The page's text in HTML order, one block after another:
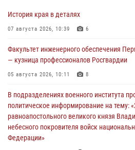
История края в деталях
07 августа 2026, 10:39 6
Факультет инженерного обеспечения
— кузница профессионалов Росгвардии
05 августа 2026, 10:11 8
В подразделениях военного института
политическое информирование на тему:
равноапостольного великого князя
небесного покровителя войск
Федерации»